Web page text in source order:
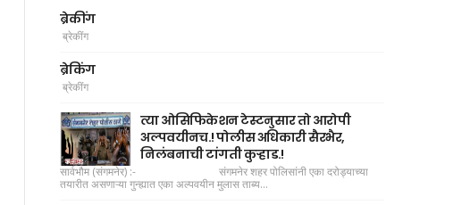
ब्रेकींग
ब्रेकींग
ब्रेकिंग
ब्रेकींग
त्या ओसिफिकेशन टेस्टनुसार तो आरोपी
अल्पवयीनच.! पोलीस अधिकारी सैरभैर,
निलंबनाची टांगती कुऱ्हाड.!
सार्वभौम (संगमनेर) :- संगमनेर शहर पोलिसांनी एका दरोड्याच्या
तयारीत असणाऱ्या गुन्ह्यात एका अल्पवयीन मुलास ताब्य...